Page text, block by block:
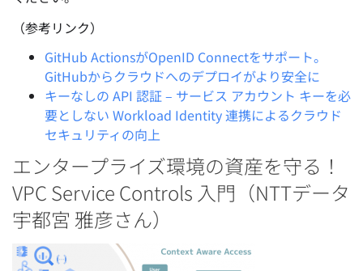
（参考リンク）
GitHub ActionsがOpenID Connectをサポート。
GitHubからクラウドへのデプロイがより安全に
キーなしの API 認証 – サービス アカウント キーを必
要としない Workload Identity 連携によるクラウド
セキュリティの向上
エンタープライズ環境の資産を守る！
VPC Service Controls 入門（NTTデータ
宇都宮 雅彦さん）